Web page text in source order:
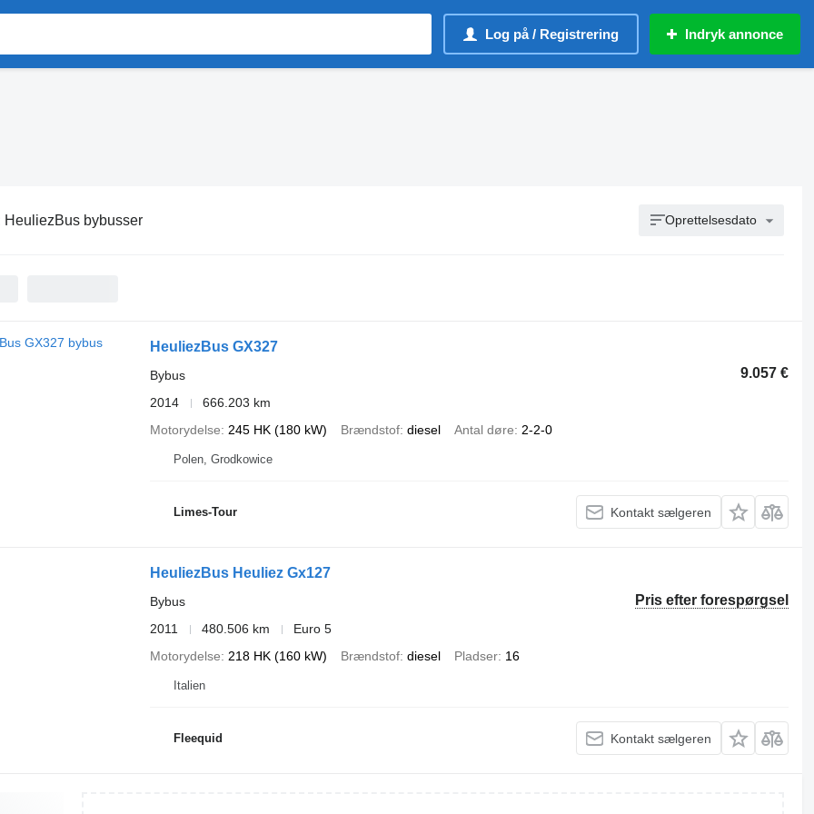
Log på / Registrering Indryk annonce
HeuliezBus bybusser Oprettelsesdato
HeuliezBus GX327
9.057 €
Bybus
2014
666.203 km
Motorydelse
245 HK (180 kW) Brændstof diesel Antal døre 2-2-0
Polen, Grodkowice
Limes-Tour Kontakt sælgeren
HeuliezBus Heuliez Gx127
Pris efter forespørgsel
Bybus
2011
480.506 km
Euro 5
Motorydelse
218 HK (160 kW) Brændstof diesel Pladser 16
Italien
Fleequid Kontakt sælgeren